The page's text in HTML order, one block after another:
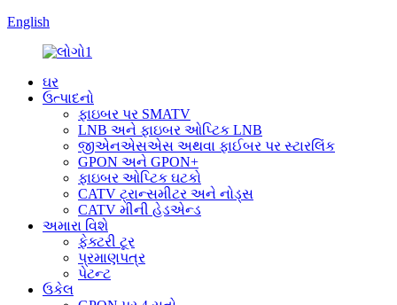
English
ઘર
ઉત્પાદનો
ફાઇબર પર SMATV
LNB અને ફાઇબર ઓપ્ટિક LNB
જીએનએસએસ અથવા ફાઈબર પર સ્ટારલિંક
GPON અને GPON+
ફાઇબર ઓપ્ટિક ઘટકો
CATV ટ્રાન્સમીટર અને નોડ્સ
CATV મીની હેડએન્ડ
અમારા વિશે
ફેક્ટરી ટૂર
પ્રમાણપત્ર
પેટન્ટ
ઉકેલ